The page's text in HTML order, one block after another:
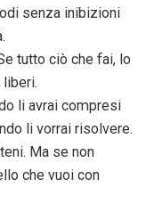
senza inibizioni
tutto ciò che fai, lo
li avrai compresi
li vorrai risolvere.
Ma se non
che vuoi con